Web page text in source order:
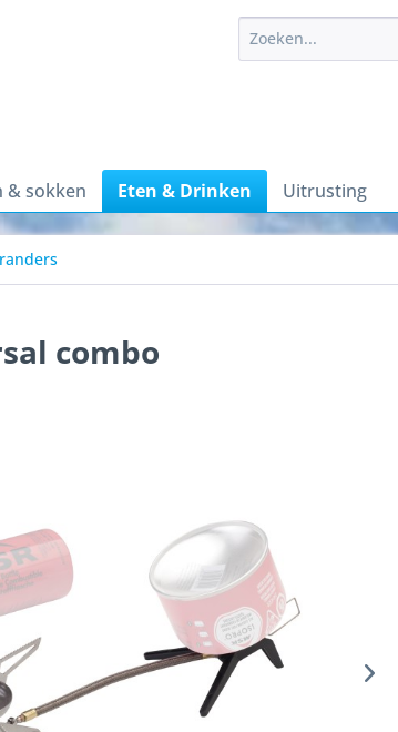
& sokken Eten & Drinken Uitrusting
combo